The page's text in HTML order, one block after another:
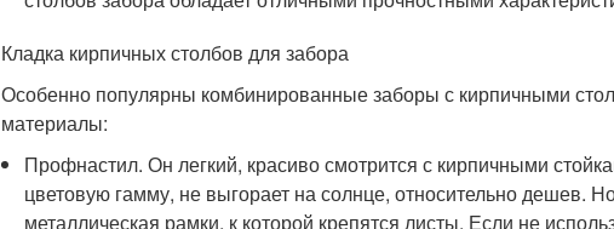
Кладка кирпичных столбов для забора
Особенно популярны комбинированные заборы с кирпичными
материалы:
Профнастил. Он легкий, красиво смотрится с кирпичными
цветовую гамму, не выгорает на солнце, относительно дешев.
металлическая рамки, к которой крепятся листы. Если не